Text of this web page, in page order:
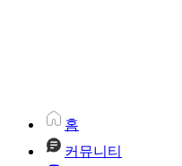
홈
커뮤니티